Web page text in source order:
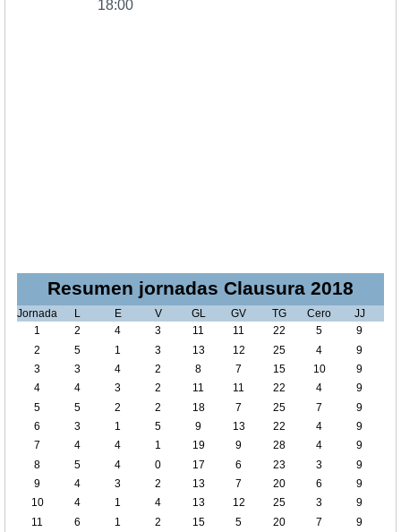
18:00
Resumen jornadas Clausura 2018
Jornada L E V GL GV TG Cero
JJ
1
2 4 3 11 11 22 5
9
2
5 1 3 13 12 25 4
9
3
3 4 2 8 7 15 10
9
4
4 3 2 11 11 22 4
9
5
5 2 2 18 7 25 7
9
6
3 1 5 9 13 22 4
9
7
4 4 1 19 9 28 4
9
8
5 4 0 17 6 23 3
9
9
4 3 2 13 7 20 6
9
10
4 1 4 13 12 25 3
9
11
6 1 2 15 5 20 7
9